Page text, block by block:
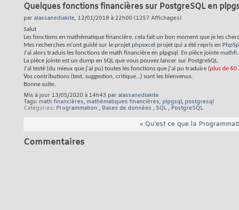
Quelques fonctions financières sur PostgreSQL en
par alassanediakite, 12/01/2018 à 22h00 (1257 Affichages)
Salut
Les fonctions en mathématique financière, cela fait un bon moment que je les
Mes recherches m'ont guidé sur le projet phpexcel projet qui a été repris en
J'ai alors traduis les fonctions de math financière en plpgsql. En pièce jointe
La pièce jointe est un dump en SQL que vous pouvez lancer sur PostgreSQL.
J'ai testé (du mieux que j'ai pu) toutes les fonctions que j'ai pu traduire (plus de 60
Vos contributions (test, suggestion, critique...) sont les bienvenus.
Bonne suite.
Mis à jour 13/05/2020 à 14h43 par alassanediakite
Tags: math financières, mathématiques financières, plpgsql, postgresql
Catégories Programmation , Bases de données , SQL , PostgreSQL
« Qu'est ce que la
Commentaires